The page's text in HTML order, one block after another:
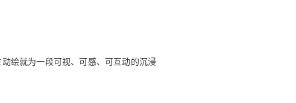
绘就为一段可视、可感、可互动的沉浸